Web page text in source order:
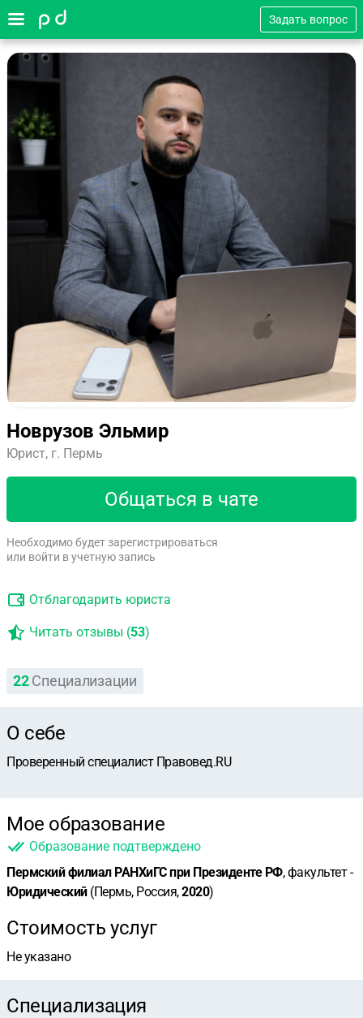
Задать вопрос
Новрузов Эльмир
Юрист, г. Пермь
Общаться в чате
Необходимо будет зарегистрироваться
или войти в учетную запись
Отблагодарить юриста
Читать отзывы (53)
22 Специализации
О себе
Проверенный специалист Правовед.RU
Мое образование
Образование подтверждено
Пермский филиал РАНХиГС при Президенте РФ, факультет -
Юридический(Пермь, Россия,2020)
Стоимость услуг
Не указано
Специализация